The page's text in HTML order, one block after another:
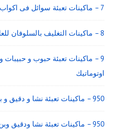
7 – ماكينات تعبئة سوائل فى اكواب و غلق أغطية
8 – ماكينات التغليف بالسلوفان للعلب 3 دي و ماكينات لصق ليبل
9 – ماكينات تعبئة حبوب و
اوتوماتيك
950 – ماكينات تعبئة نشا و دقيق و بن في اكياس اوتوماتيك
950 – ماكينات تعبئة نشا ودقيق وبن في أكياس